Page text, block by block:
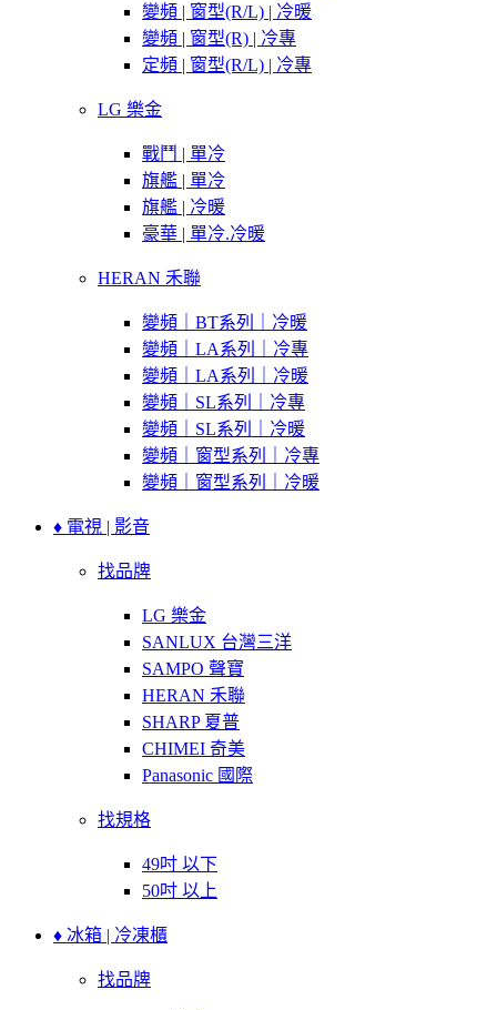
變頻 | 窗型(R/L) | 冷暖
變頻 | 窗型(R) | 冷專
定頻 | 窗型(R/L) | 冷專
LG 樂金
戰鬥 | 單冷
旗艦 | 單冷
旗艦 | 冷暖
豪華 | 單冷.冷暖
HERAN 禾聯
變頻｜BT系列｜冷暖
變頻｜LA系列｜冷專
變頻｜LA系列｜冷暖
變頻｜SL系列｜冷專
變頻｜SL系列｜冷暖
變頻｜窗型系列｜冷專
變頻｜窗型系列｜冷暖
♦ 電視 | 影音
找品牌
LG 樂金
SANLUX 台灣三洋
SAMPO 聲寶
HERAN 禾聯
SHARP 夏普
CHIMEI 奇美
Panasonic 國際
找規格
49吋 以下
50吋 以上
♦ 冰箱 | 冷凍櫃
找品牌